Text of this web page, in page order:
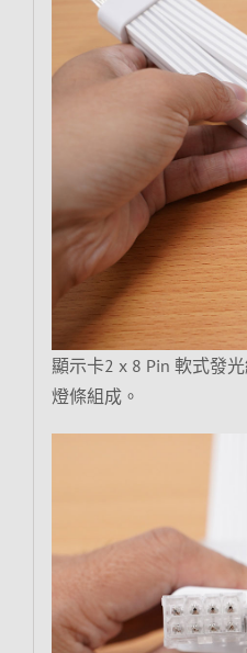
顯示卡2 x 8 Pin 軟式發
燈條組成。